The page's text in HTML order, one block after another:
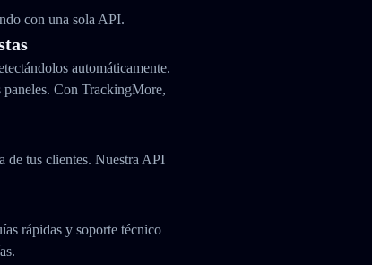
con una sola API.
automáticamente.
paneles. Con TrackingMore,
de tus clientes. Nuestra API
rápidas y soporte técnico